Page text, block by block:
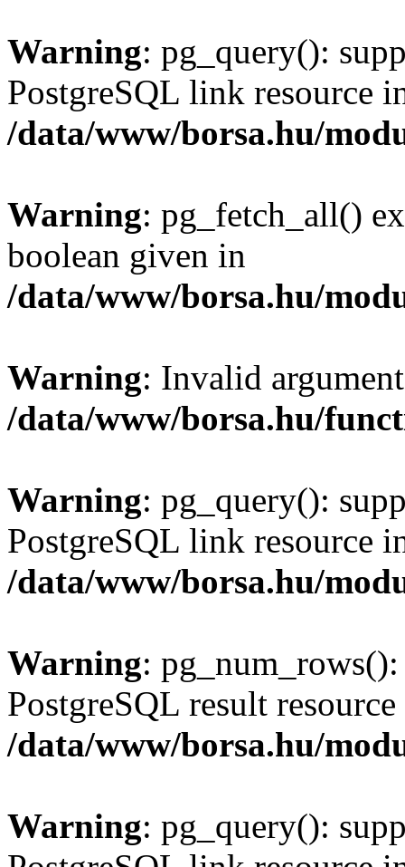
Warning: pg_query():
PostgreSQL link resource
/data/www/borsa.hu/
Warning: pg_fetch_all()
boolean given in
/data/www/borsa.hu/
Warning: Invalid
/data/www/borsa.hu/
Warning: pg_query():
PostgreSQL link resource
/data/www/borsa.hu/
Warning:
PostgreSQL result
/data/www/borsa.hu/
Warning: pg_query():